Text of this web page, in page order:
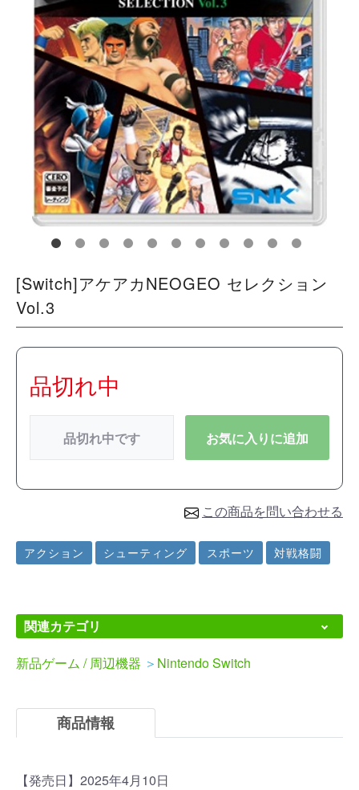
[Switch]アケアカNEOGEO セレクション
Vol.3
品切れ中
品切れ中です お気に入りに追加
この商品を問い合わせる
アクション シューティング スポーツ 対戦格闘
関連カテゴリ
新品ゲーム / 周辺機器 ＞ Nintendo Switch
商品情報
【発売日】2025年4月10日